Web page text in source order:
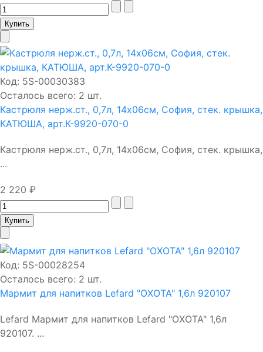
Код: 5S-00030383
Осталось всего: 2 шт.
Кастрюля нерж.ст., 0,7л, 14х06см, София, стек. крышка,
КАТЮША, арт.К-9920-070-0
Кастрюля нерж.ст., 0,7л, 14х06см, София, стек. крышка,
...
2 220 ₽
Код: 5S-00028254
Осталось всего: 2 шт.
Мармит для напитков Lefard "ОХОТА" 1,6л 920107
Lefard Мармит для напитков Lefard "ОХОТА" 1,6л
920107. ...